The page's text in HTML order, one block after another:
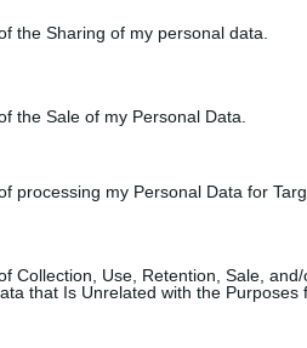
the Sharing of my personal data.
the Sale of my Personal Data.
processing my Personal Data for
Collection, Use, Retention, Sale,
that Is Unrelated with the Purposes
σύντομα.